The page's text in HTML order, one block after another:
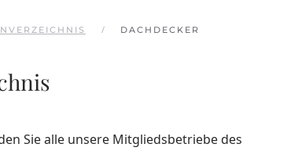
DACHDECKER
Sie alle unsere Mitgliedsbetriebe des